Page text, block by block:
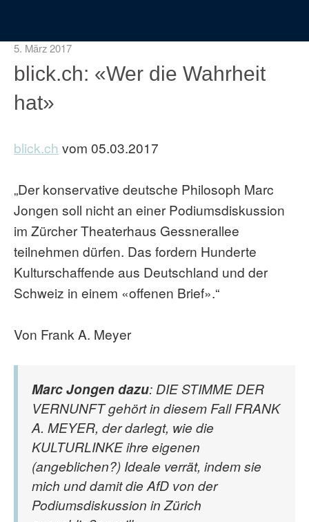
5. März 2017
blick.ch: «Wer die Wahrheit
hat»
blick.ch vom 05.03.2017
„Der konservative deutsche Philosoph Marc
Jongen soll nicht an einer Podiumsdiskussion
im Zürcher Theaterhaus Gessnerallee
teilnehmen dürfen. Das fordern Hunderte
Kulturschaffende aus Deutschland und der
Schweiz in einem «offenen Brief».“
Von Frank A. Meyer
Marc Jongen dazu: DIE STIMME DER
VERNUNFT gehört in diesem Fall FRANK
A. MEYER, der darlegt, wie die
KULTURLINKE ihre eigenen
(angeblichen?) Ideale verrät, indem sie
mich und damit die AfD von der
Podiumsdiskussion in Zürich